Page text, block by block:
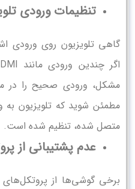
تنظیمات ورودی
گاهی تلویزیون روی ورودی
مشکل، ورودی صحیح را در
مطمئن شوید که تلویزیون
متصل شده، تنظیم شده است.
عدم پشتیبانی از